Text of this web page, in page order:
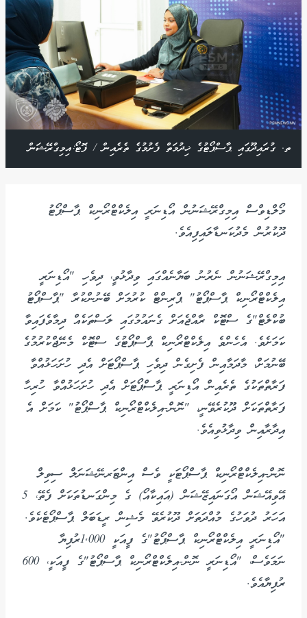
ތ. ގުރައިދޫގައި ޕާސްޕޯޓުގެ ޚިދުމަތް ފެށުމުގެ ތެރެއިން / ފޮޓޯ:އިމިގްރޭޝަން
މޯލްޑިވްސް އިމިގްރޭޝަނުން އޯޑިނަރީ އިލެކްޓްރޯނިކް ޕާސްޕޯޓު
ދޫކުރުން މެދުކަނޑާލައިފިއެވެ.
އިމިގްރޭޝަނުން ނެރުނު ބަޔާނެއްގައި ވިދާޅުވީ، ދިވެހި "އޯޑިނަރީ
އިލެކްޓްރޯނިކް ޕާސްޕޯޓު" ޕްރިންޓް ކުރުމަށް ބޭނުންކުރާ "ޕާސްޕޯޓު
ބުކްލެޓް"ގެ ސްޓޮކް ރާއްޖެއަށް ގެނައުމުގައި ލަސްތަކެއް ދިމާވެފައިވާ
ކަމަށެވެ. އެހެންވެ އިލެކްޓްރޯނިކް ޕާސްޕޯޓުގެ ސްޓޮކް މެނޭޖްކުރުމުގެ
ބޭނުމަށް، މާދަމާއިން ފެށިގެން ދިވެހި ޕާސްޕޯޓަށް އެދި ހުށަހަޅުއްވާ
ފަރާތްތަކުގެ ތެރެއިން އޯޑިނަރީ ޕާސްޕޯޓަށް އެދި ހުށަހަޅުއްވާ ހުރިހާ
ފަރާތްތަކަށް ދޫކުރެވޭނީ، "ނޮން-އިލެކްޓްރޯނިކް ޕާސްޕޯޓު" ކަމަށް އެ
އިދާރާއިން ވިދާޅުވިއެވެ.
ނޮން-އިލެކްޓްރޯނިކް ޕާސްޕޯޓަކީ ވެސް އިންޓަރނޭޝަނަލް ސިވިލް
އޭވިއޭޝަން އޯގަނައިޒޭޝަން (އައިކާއޯ) ގެ މިންގަނޑުތަކަށް ފެތޭ، 5
އަހަރު ދުވަހުގެ މުއްދަތަށް ދޫކުރެވޭ މެޝިން ރީޑަބަލް ޕާސްޕޯޓެކެވެ.
"އޯޑިނަރީ އިލެކްޓްރޯނިކް ޕާސްޕޯޓު"ގެ ފީއަކީ 1,000ރުފިޔާ
ނަމަވެސް، "އޯޑިނަރީ ނޮން-އިލެކްޓްރޯނިކް ޕާސްޕޯޓު"ގެ ފީއަކީ، 600
ރުފިޔާއެވެ.